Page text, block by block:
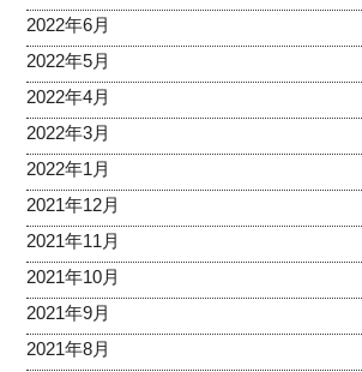
2022年6月
2022年5月
2022年4月
2022年3月
2022年1月
2021年12月
2021年11月
2021年10月
2021年9月
2021年8月